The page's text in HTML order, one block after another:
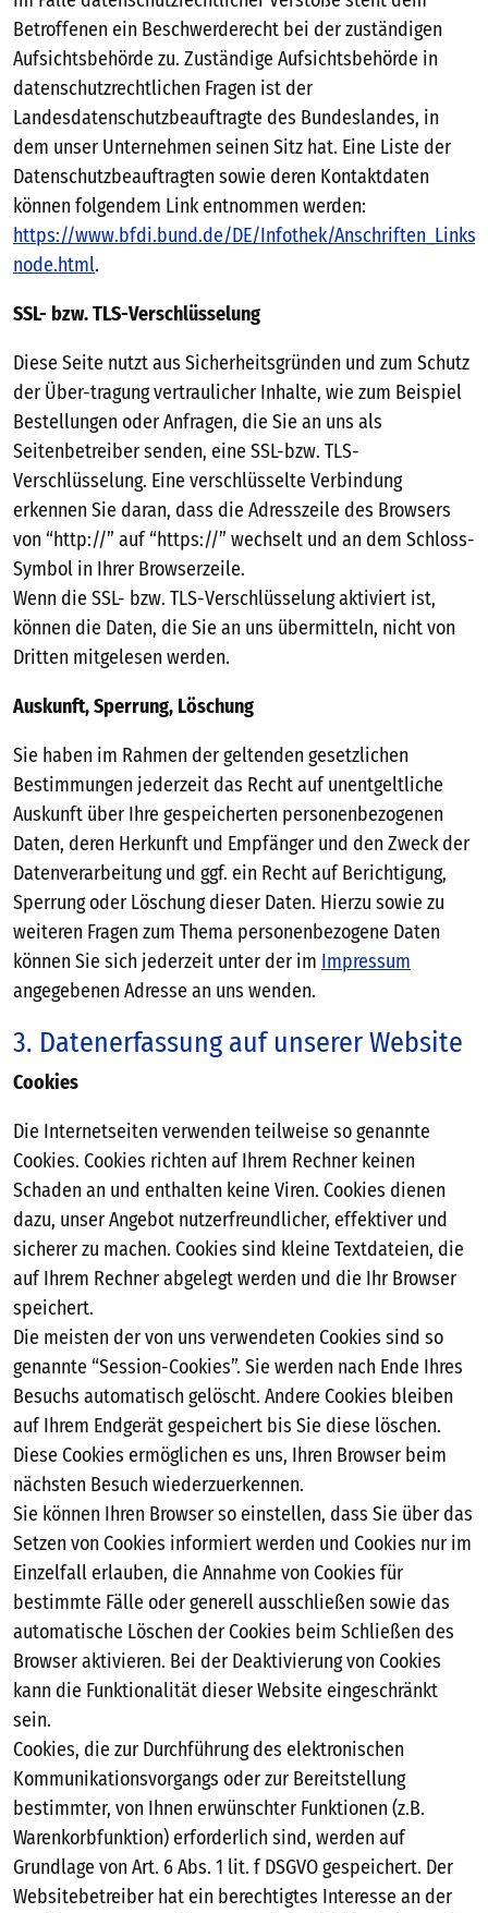
Betroffenen ein Beschwerderecht bei der zuständigen
Aufsichtsbehörde zu. Zuständige Aufsichtsbehörde in
datenschutzrechtlichen Fragen ist der
Landesdatenschutzbeauftragte des Bundeslandes, in
dem unser Unternehmen seinen Sitz hat. Eine Liste der
Datenschutzbeauftragten sowie deren Kontaktdaten
können folgendem Link entnommen werden:
https://www.bfdi.bund.de/DE/Infothek/
node.html.
SSL- bzw. TLS-Verschlüsselung
Diese Seite nutzt aus Sicherheitsgründen und zum Schutz
der Über-tragung vertraulicher Inhalte, wie zum Beispiel
Bestellungen oder Anfragen, die Sie an uns als
Seitenbetreiber senden, eine SSL-bzw. TLS-
Verschlüsselung. Eine verschlüsselte Verbindung
erkennen Sie daran, dass die Adresszeile des Browsers
von “http://” auf “https://” wechselt und an dem Schloss-
Symbol in Ihrer Browserzeile.
Wenn die SSL- bzw. TLS-Verschlüsselung aktiviert ist,
können die Daten, die Sie an uns übermitteln, nicht von
Dritten mitgelesen werden.
Auskunft, Sperrung, Löschung
Sie haben im Rahmen der geltenden gesetzlichen
Bestimmungen jederzeit das Recht auf unentgeltliche
Auskunft über Ihre gespeicherten personenbezogenen
Daten, deren Herkunft und Empfänger und den Zweck der
Datenverarbeitung und ggf. ein Recht auf Berichtigung,
Sperrung oder Löschung dieser Daten. Hierzu sowie zu
weiteren Fragen zum Thema personenbezogene Daten
können Sie sich jederzeit unter der im Impressum
angegebenen Adresse an uns wenden.
3. Datenerfassung auf unserer Website
Cookies
Die Internetseiten verwenden teilweise so genannte
Cookies. Cookies richten auf Ihrem Rechner keinen
Schaden an und enthalten keine Viren. Cookies dienen
dazu, unser Angebot nutzerfreundlicher, effektiver und
sicherer zu machen. Cookies sind kleine Textdateien, die
auf Ihrem Rechner abgelegt werden und die Ihr Browser
speichert.
Die meisten der von uns verwendeten Cookies sind so
genannte “Session-Cookies”. Sie werden nach Ende Ihres
Besuchs automatisch gelöscht. Andere Cookies bleiben
auf Ihrem Endgerät gespeichert bis Sie diese löschen.
Diese Cookies ermöglichen es uns, Ihren Browser beim
nächsten Besuch wiederzuerkennen.
Sie können Ihren Browser so einstellen, dass Sie über das
Setzen von Cookies informiert werden und Cookies nur im
Einzelfall erlauben, die Annahme von Cookies für
bestimmte Fälle oder generell ausschließen sowie das
automatische Löschen der Cookies beim Schließen des
Browser aktivieren. Bei der Deaktivierung von Cookies
kann die Funktionalität dieser Website eingeschränkt
sein.
Cookies, die zur Durchführung des elektronischen
Kommunikationsvorgangs oder zur Bereitstellung
bestimmter, von Ihnen erwünschter Funktionen (z.B.
Warenkorbfunktion) erforderlich sind, werden auf
Grundlage von Art. 6 Abs. 1 lit. f DSGVO gespeichert. Der
Websitebetreiber hat ein berechtigtes Interesse an der